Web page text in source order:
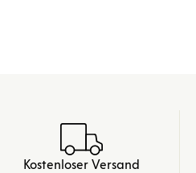
Kostenloser Versand